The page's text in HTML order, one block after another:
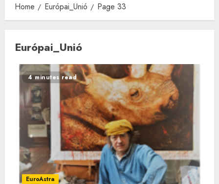
Home Európai_Unió Page 33
Európai_Unió
4 minutes read
EuroAstra